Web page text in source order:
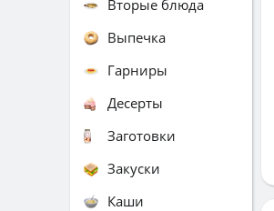
Вторые блюда
Выпечка
Гарниры
Десерты
Заготовки
Закуски
Каши